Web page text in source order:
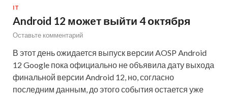
IT
Android 12 может выйти 4 октября
Оставьте комментарий
В этот день ожидается выпуск версии AOSP Android
12 Google пока официально не объявила дату выхода
финальной версии Android 12, но, согласно
последним данным, до этого события остается уже